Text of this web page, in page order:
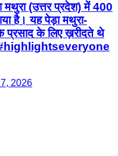
मथुरा (उत्तर प्रदेश) में 400
है। यह पेड़ा मथुरा-
प्रसाद के लिए ख़रीदते थे
#highlightseveryone
2026